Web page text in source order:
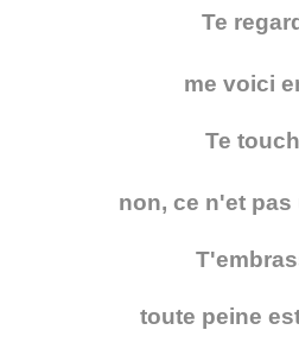
Te
me voici
Te
non, ce n'et pas
toute peine